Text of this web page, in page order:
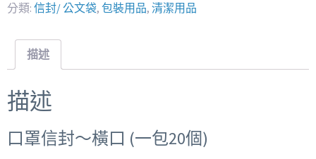
分類: 信封/ 公文袋, 包裝用品, 清潔用品
描述
描述
口罩信封～橫口 (一包20個)